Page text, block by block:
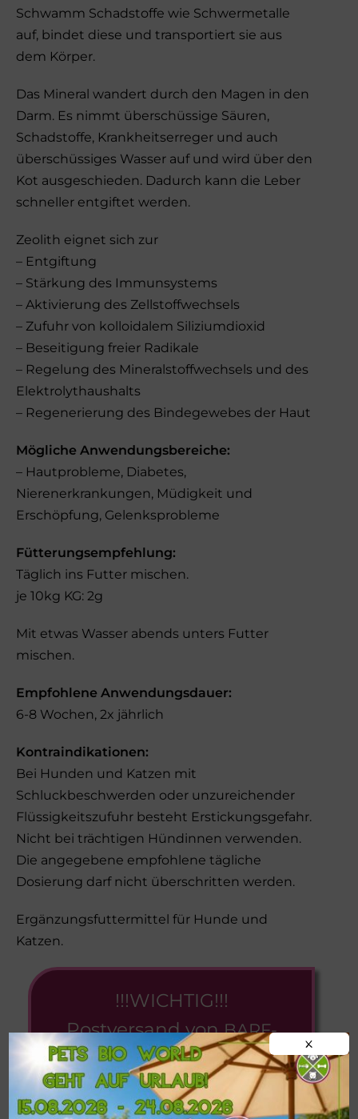
!!!WICHTIG!!!
Postversand vonBARF-
Frostfleisch
nur ab einer
Schwamm Schadstoffe wie Schwermetalle
auf, bindet diese und transportiert sie aus
dem Körper.
Das Mineral wandert durch den Magen in den
Darm. Es nimmt überschüssige Säuren,
Schadstoffe, Krankheitserreger und auch
überschüssiges Wasser auf und wird über den
Kot ausgeschieden. Dadurch kann die Leber
schneller entgiftet werden.
Zeolith eignet sich zur
– Entgiftung
– Stärkung des Immunsystems
– Aktivierung des Zellstoffwechsels
– Zufuhr von kolloidalem Siliziumdioxid
– Beseitigung freier Radikale
– Regelung des Mineralstoffwechsels und des
Elektrolythaushalts
– Regenerierung des Bindegewebes der Haut
Mögliche Anwendungsbereiche:
– Hautprobleme, Diabetes,
Nierenerkrankungen, Müdigkeit und
Erschöpfung, Gelenksprobleme
Fütterungsempfehlung:
Täglich ins Futter mischen.
je 10kg KG: 2g
Mit etwas Wasser abends unters Futter
mischen.
Empfohlene Anwendungsdauer:
6-8 Wochen, 2x jährlich
Kontraindikationen:
Bei Hunden und Katzen mit
Schluckbeschwerden oder unzureichender
Flüssigkeitszufuhr besteht Erstickungsgefahr.
Nicht bei trächtigen Hündinnen verwenden.
Die angegebene empfohlene tägliche
Dosierung darf nicht überschritten werden.
Ergänzungsfuttermittel für Hunde und
Katzen.
X